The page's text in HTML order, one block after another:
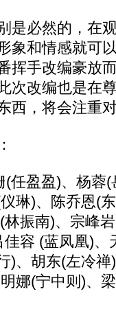
必然的，在
象和情感就可
挥手改编豪放
次改编也是在
西，将会注重
盈盈)、杨蓉(
琳)、陈乔恩(
振南)、宗峰
容 (蓝凤凰)、
)、胡东(左冷
娜(宁中则)、